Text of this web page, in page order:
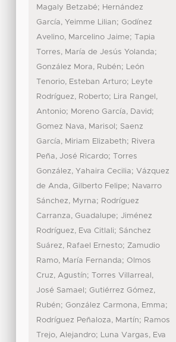
Magaly Betzabé; Hernández
García, Yeimme Lilian; Godínez
Avelino, Marcelino Jaime; Tapia
Torres, María de Jesús Yolanda;
González Mora, Rubén; León
Tenorio, Esteban Arturo; Leyte
Rodríguez, Roberto; Lira Rangel,
Antonio; Moreno García, David;
Gomez Nava, Marisol ; Saenz
García, Miriam Elizabeth; Rivera
Peña, José Ricardo; Torres
González, Yahaira Cecilia; Vázquez
de Anda, Gilberto Felipe; Navarro
Sánchez, Myrna; Rodríguez
Carranza, Guadalupe; Jiménez
Rodríguez, Eva Citlali; Sánchez
Suárez, Rafael Ernesto; Zamudio
Ramo, María Fernanda; Olmos
Cruz, Agustín; Torres Villarreal,
José Samael ; Gutiérrez Gómez,
Rubén; González Carmona, Emma;
Rodríguez Peñaloza, Martín; Ramos
Trejo, Alejandro; Luna Vargas, Eva